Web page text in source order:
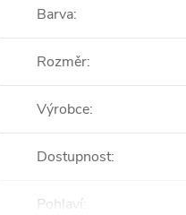
Barva:
Rozměr:
Výrobce:
Dostupnost:
Pohlaví: